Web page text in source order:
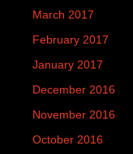
March 2017
February 2017
January 2017
December 2016
November 2016
October 2016